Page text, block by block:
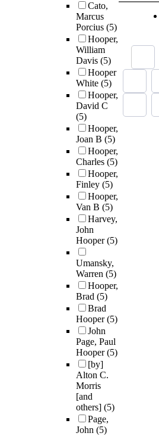
Cato,
Marcus
Porcius (5)
Hooper,
William
Davis (5)
Hooper
White (5)
Hooper,
David C
(5)
Hooper,
Joan B (5)
Hooper,
Charles (5)
Hooper,
Finley (5)
Hooper,
Van B (5)
Harvey,
John
Hooper(5)
Umansky,
Warren (5)
Hooper,
Brad (5)
Brad
Hooper(5)
John
Page, Paul
Hooper(5)
[by]
Alton C.
Morris
[and
others] (5)
Page,
John (5)